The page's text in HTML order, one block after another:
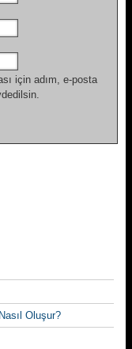
için adım, e-posta
Oluşur?